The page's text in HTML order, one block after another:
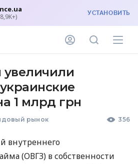
УСТАНОВИТЬ
1 млрд грн
рынок 356
внутреннего
(ОВГЗ) в собственности